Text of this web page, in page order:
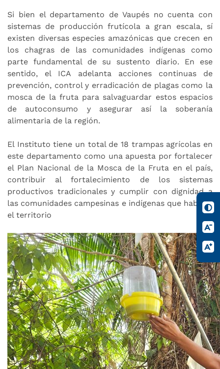
Si bien el departamento de Vaupés no cuenta con
sistemas de producción frutícola a gran escala, sí
existen diversas especies amazónicas que crecen en
los chagras de las comunidades indígenas como
parte fundamental de su sustento diario. En ese
sentido, el ICA adelanta acciones continuas de
prevención, control y erradicación de plagas como la
mosca de la fruta para salvaguardar estos espacios
de autoconsumo y asegurar así la soberanía
alimentaria de la región.
El Instituto tiene un total de 18 trampas agrícolas en
este departamento como una apuesta por fortalecer
el Plan Nacional de la Mosca de la Fruta en el país,
contribuir al fortalecimiento de los sistemas
productivos tradicionales y cumplir con dignidad a
las comunidades campesinas e indígenas que habitan
el territorio